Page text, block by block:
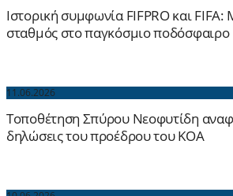
Ιστορική συμφωνία FIFPRO και FIFA:
σταθμός στο παγκόσμιο ποδόσφαιρο
11.06.2026
Τοποθέτηση Σπύρου Νεοφυτίδη
δηλώσεις του προέδρου του ΚΟΑ